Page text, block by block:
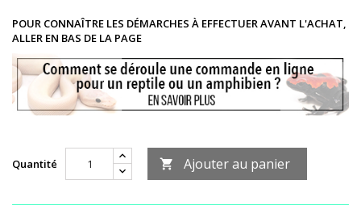
POUR CONNAÎTRE LES DÉMARCHES À EFFECTUER AVANT L'ACHAT,
ALLER EN BAS DE LA PAGE
Quantité  Ajouter au panier